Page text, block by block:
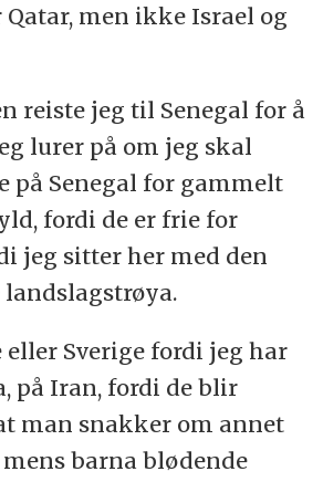
Qatar, men ikke Israel og
reiste jeg til Senegal for å
lurer på om jeg skal
på Senegal for gammelt
fordi de er frie for
jeg sitter her med den
landslagstrøya.
eller Sverige fordi jeg har
på Iran, fordi de blir
man snakker om annet
barna blødende